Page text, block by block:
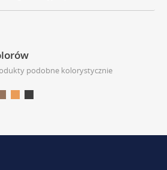
podobne kolorystycznie